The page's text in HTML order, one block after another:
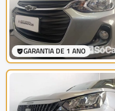
GARANTIA DE 1 ANO